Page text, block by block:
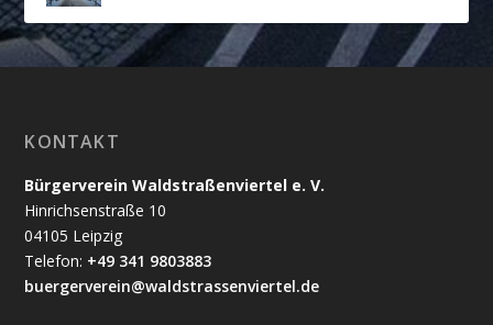
KONTAKT
Bürgerverein Waldstraßenviertel e. V.
Hinrichsenstraße 10
04105 Leipzig
Telefon: +49 341 9803883
buergerverein@waldstrassenviertel.de